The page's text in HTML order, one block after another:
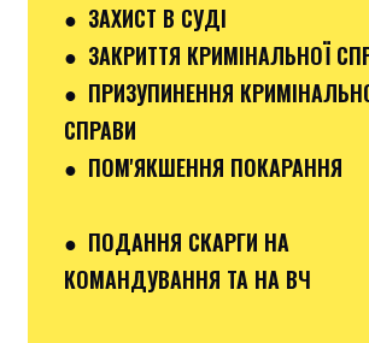
● ЗАХИСТ В СУДІ
● ЗАКРИТТЯ КРИМІНАЛЬНОЇ
● ПРИЗУПИНЕННЯ
СПРАВИ
● ПОМ'ЯКШЕННЯ ПОКАРАННЯ
● ПОДАННЯ СКАРГИ НА
КОМАНДУВАННЯ ТА НА ВЧ